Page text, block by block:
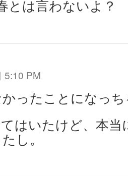
とは言わないよ？
5:10 PM
ったことになっ
はいたけど、本
し。